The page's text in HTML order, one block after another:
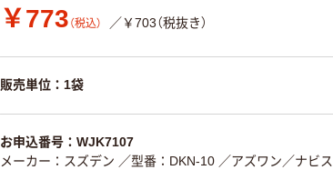
￥773 （税込） ／￥703（税抜き）
販売単位：1袋
お申込番号：WJK7107
メーカー：スズデン ／型番：DKN-10 ／アズワン／ナビ